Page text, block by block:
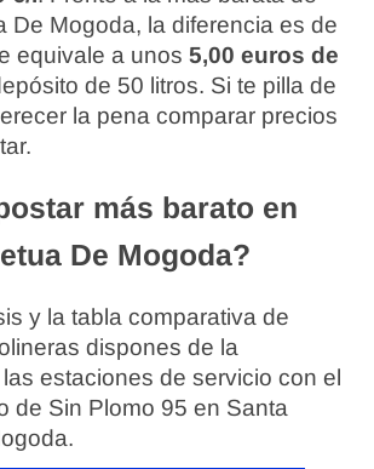
De Mogoda, la diferencia es de
equivale a unos 5,00 euros de
de 50 litros. Si te pilla de
la pena comparar precios
más barato en
De Mogoda?
y la tabla comparativa de
dispones de la
estaciones de servicio con el
de Sin Plomo 95 en Santa